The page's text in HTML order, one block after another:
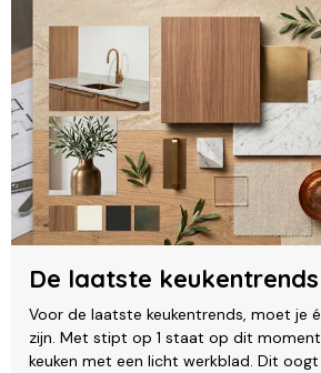
De laatste keukentrends
Voor de laatste keukentrends, moet je
zijn. Met stipt op 1 staat op dit
keuken met een licht werkblad. Dit